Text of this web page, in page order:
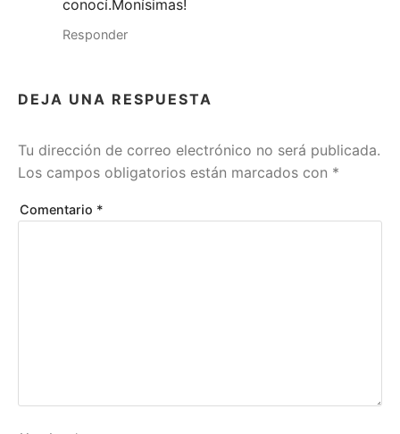
conocí.Monísimas!
Responder
DEJA UNA RESPUESTA
Tu dirección de correo electrónico no será publicada.
Los campos obligatorios están marcados con *
Comentario *